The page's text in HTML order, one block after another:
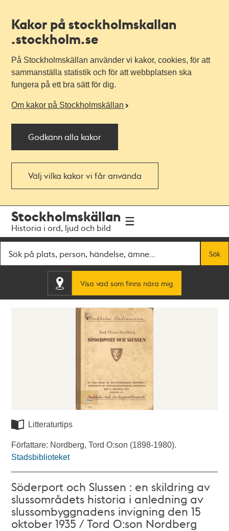
Kakor på stockholmskallan
.stockholm.se
På Stockholmskällan använder vi kakor, cookies, för att
sammanställa statistik och för att webbplatsen ska
fungera på ett bra sätt för dig.
Om kakor på Stockholmskällan
Godkänn alla kakor
Välj vilka kakor vi får använda
navigationen
huvudinnehållet
Stockholmskällan
Historia i ord, ljud och bild
Sök
Visa vad som finns nära mig
Litteraturtips
Författare: Nordberg, Tord O:son (1898-1980).
Stadsbiblioteket
Söderport och Slussen : en skildring av
slussområdets historia i anledning av
slussombyggnadens invigning den 15
oktober 1935 / Tord O:son Nordberg